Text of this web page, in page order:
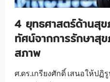
4 ยุทธศาสตร์ด้านสุข
ทัศน์จากการรักษาสุ
สภาพ
ศ.ดร.เกรียงศักดิ์ เสนอให้ป